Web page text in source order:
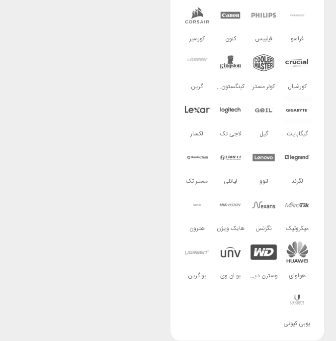
فراسو فیلیپس کنون کورسیر
کورشیال کولر مستر کینگستون تکنولوژی گرین
گیگابایت گیل لاجی تک لکسار
لگرند لنوو لیانلی مستر تک
میکروتیک نگزنس هایک ویژن هترون
هواوای وسترن دیجیتال یو ان وی یو گرین
یوبی کیوتی